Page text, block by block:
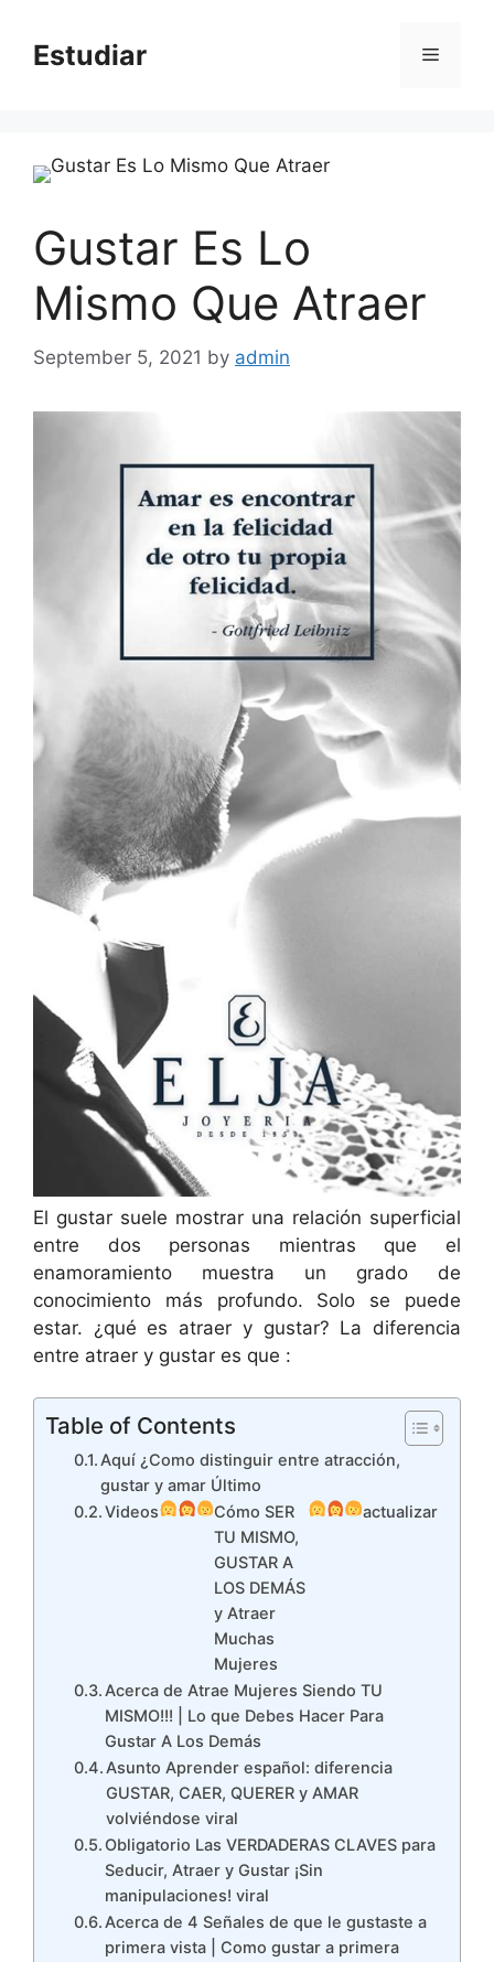
contentEstudiar Menu
Gustar Es Lo
Mismo Que Atraer
September 5, 2021 by admin
El gustar suele mostrar una relación superficial
entre dos personas mientras que el
enamoramiento muestra un grado de
conocimiento más profundo. Solo se puede
estar. ¿qué es atraer y gustar? La diferencia
entre atraer y gustar es que :
Table of Contents
Aquí ¿Como distinguir entre atracción,
gustar y amar Último
Videos
Cómo SER
TU MISMO,
GUSTAR A
LOS DEMÁS
y Atraer
Muchas
Mujeres
actualizar
Acerca de Atrae Mujeres Siendo TU
MISMO!!! | Lo que Debes Hacer Para
Gustar A Los Demás
Asunto Aprender español: diferencia
GUSTAR, CAER, QUERER y AMAR
volviéndose viral
Obligatorio Las VERDADERAS CLAVES para
Seducir, Atraer y Gustar ¡Sin
manipulaciones! viral
Acerca de 4 Señales de que le gustaste a
primera vista | Como gustar a primera